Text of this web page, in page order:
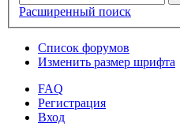
Расширенный поиск
Список форумов
Изменить размер шрифта
FAQ
Регистрация
Вход